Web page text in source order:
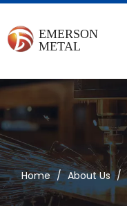
Home / About Us /